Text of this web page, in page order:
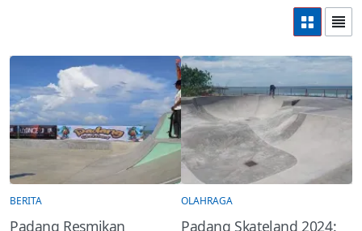
BERITA
Padang Resmikan
OLAHRAGA
Padang Skateland 2024: